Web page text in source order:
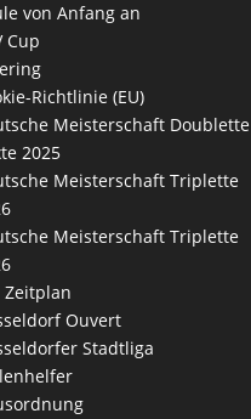
von Anfang an
Cup
Richtlinie (EU)
Meisterschaft Doublette
2025
Meisterschaft Triplette
Meisterschaft Triplette
Zeitplan
Ouvert
Stadtliga